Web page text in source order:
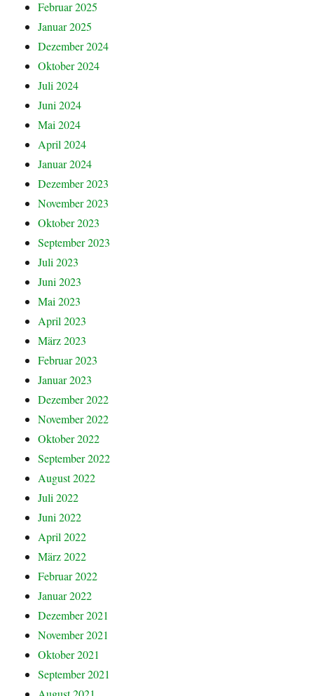
Februar 2025
Januar 2025
Dezember 2024
Oktober 2024
Juli 2024
Juni 2024
Mai 2024
April 2024
Januar 2024
Dezember 2023
November 2023
Oktober 2023
September 2023
Juli 2023
Juni 2023
Mai 2023
April 2023
März 2023
Februar 2023
Januar 2023
Dezember 2022
November 2022
Oktober 2022
September 2022
August 2022
Juli 2022
Juni 2022
April 2022
März 2022
Februar 2022
Januar 2022
Dezember 2021
November 2021
Oktober 2021
September 2021